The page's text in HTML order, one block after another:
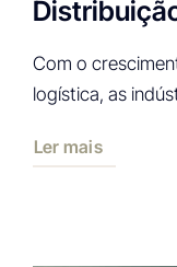
Com o
logística, as
Ler mais